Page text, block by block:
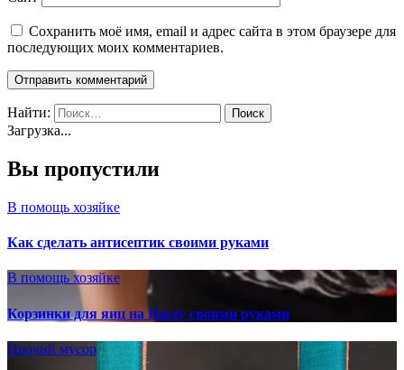
Сохранить моё имя, email и адрес сайта в этом браузере для
последующих моих комментариев.
Найти:
Загрузка...
Вы пропустили
В помощь хозяйке
Как сделать антисептик своими руками
В помощь хозяйке
Корзинки для яиц на Пасху своими руками
Прочий мусор